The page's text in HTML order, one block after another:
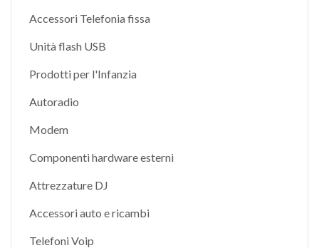
Accessori Telefonia fissa
Unità flash USB
Prodotti per l'Infanzia
Autoradio
Modem
Componenti hardware esterni
Attrezzature DJ
Accessori auto e ricambi
Telefoni Voip